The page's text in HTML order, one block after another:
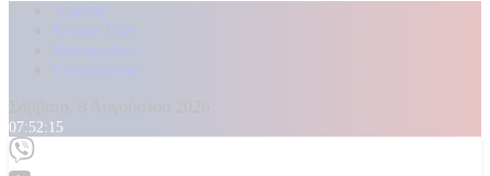
Αρχική
Kontra Live
Καταγγελίες
Επικοινωνία
07:52:18